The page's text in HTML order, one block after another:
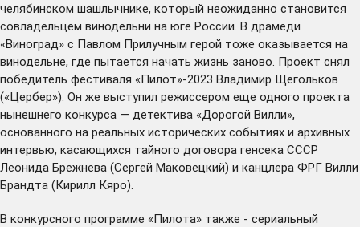
челябинском шашлычнике, который неожиданно становится
совладельцем винодельни на юге России. В драмеди
«Виноград» с Павлом Прилучным герой тоже оказывается на
винодельне, где пытается начать жизнь заново. Проект снял
победитель фестиваля «Пилот»-2023 Владимир Щегольков
(«Цербер»). Он же выступил режиссером еще одного проекта
нынешнего конкурса — детектива «Дорогой Вилли»,
основанного на реальных исторических событиях и архивных
интервью, касающихся тайного договора генсека СССР
Леонида Брежнева (Сергей Маковецкий) и канцлера ФРГ Вилли
Брандта (Кирилл Кяро).
В конкурсного программе «Пилота» также - сериальный